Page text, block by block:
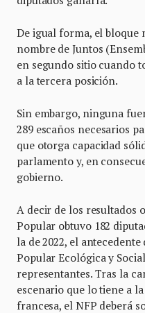
De igual forma, el bloque
nombre de Juntos
en segundo sitio cuando
a la tercera posición.
Sin embargo, ninguna
289 escaños necesarios
que otorga capacidad
parlamento y, en
gobierno.
A decir de los resultados
Popular obtuvo 182
la de 2022, el
Popular Ecológica y
representantes. Tras la
escenario que lo tiene a
francesa, el NFP deberá